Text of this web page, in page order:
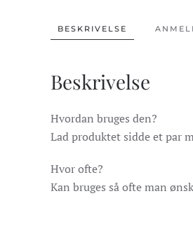
BESKRIVELSE
Beskrivelse
Hvordan bruges den?
Lad produktet sidde et par
Hvor ofte?
Kan bruges så ofte man